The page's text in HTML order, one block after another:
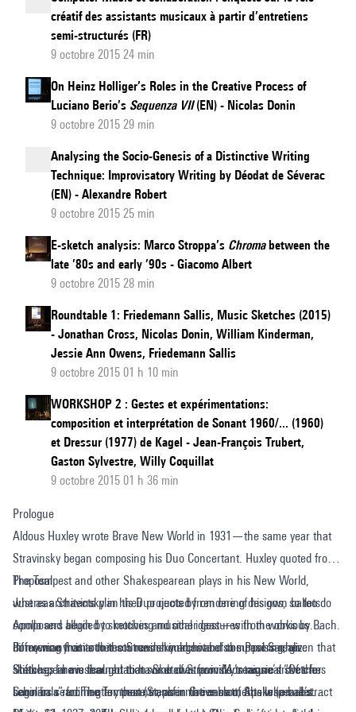
créatif des assistants musicaux à partir d’entretiens
semi-structurés (FR)
9 octobre 2015 24 min
On Heinz Holliger’s Roles in the Creative Process of
Luciano Berio’s Sequenza VII(EN) - Nicolas Donin
9 octobre 2015 29 min
Analysing the Socio-Genesis of a Distinctive Writing
Technique: Improvisatory Writing by Déodat de Séverac
(EN) - Alexandre Robert
9 octobre 2015 25 min
E-sketch analysis: Marco Stroppa’s Chromabetween the
late ’80s and early ’90s - Giacomo Albert
9 octobre 2015 28 min
Roundtable 1: Friedemann Sallis, Music Sketches (2015)
- Jonathan Cross, Nicolas Donin, William Kinderman,
Jessie Ann Owens, Friedemann Sallis
9 octobre 2015 01 h 10 min
WORKSHOP 2 : Gestes et expérimentations:
composition et interprétation de Sonant 1960/... (1960)
et Dressur (1977) de Kagel - Jean-François Trubert,
Gaston Sylvestre, Willy Coquillat
9 octobre 2015 01 h 36 min
Prologue
Aldous Huxley wrote Brave New World in 1931—the same year that
Stravinsky began composing his Duo Concertant. Huxley quoted from
The Tempest and other Shakespearean plays in his New World,
whereas Stravinsky in his Duo quoted from one of his own ballets
Apollo and alluded to motives and other gestures from works by Bach.
Borrowing from other sources should not be so surprising, given that
Shakespeare is thought to have drawn from Montaigne’s “Of the
Cannibals” for The Tempest (Stephen Greenblatt, Shakespeare’s
Proposal
Just as architects plan their projects by rendering designs, so too do
composers begin by sketching musical ideas—with the obvious
difference that architects render images and composers realize
sketches in musical notation. Sketches provide treasure-troves for
scholars searching for those transformative moments when abstract
In my many visits to the Stravinsky archive of the Paul Sacher
Stiftung, I have learned that some of Stravinsky’s musical sketches
begin in a rudimentary manner, as in the case of Apollo (a ballet